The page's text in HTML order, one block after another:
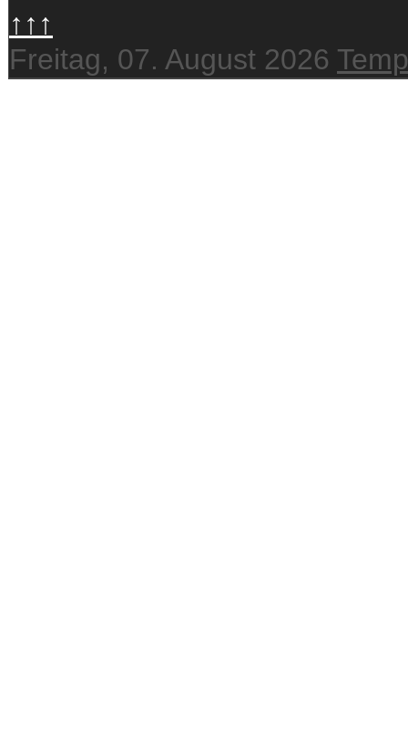
↑↑↑
Freitag, 07. August 2026